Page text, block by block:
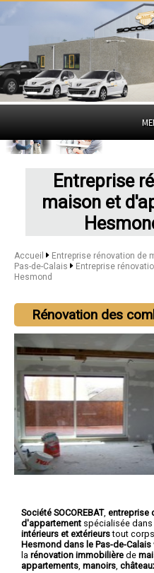
Entreprise
maison et
Accueil
Entreprise rénovation de
Pas-de-Calais
Entreprise
Hesmond
Rénovation des
Société SOCOREBAT, entreprise
d'appartement spécialisée dans
intérieurs et extérieurstout
Hesmond dans le Pas-de-Calais
la rénovation immobilière de
appartements manoirs